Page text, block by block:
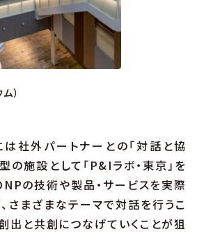
）
社外パートナーとの「対話と協
の施設として「P&Iラボ・東京」を
の技術や製品・サービスを実際
さまざまなテーマで対話を行うこ
出と共創につなげていくことが狙